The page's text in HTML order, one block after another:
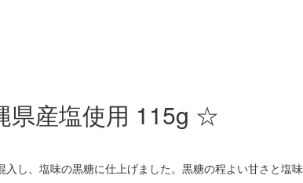
県産塩使用 115g ☆
し、塩味の黒糖に仕上げました。黒糖の程よい甘さと塩